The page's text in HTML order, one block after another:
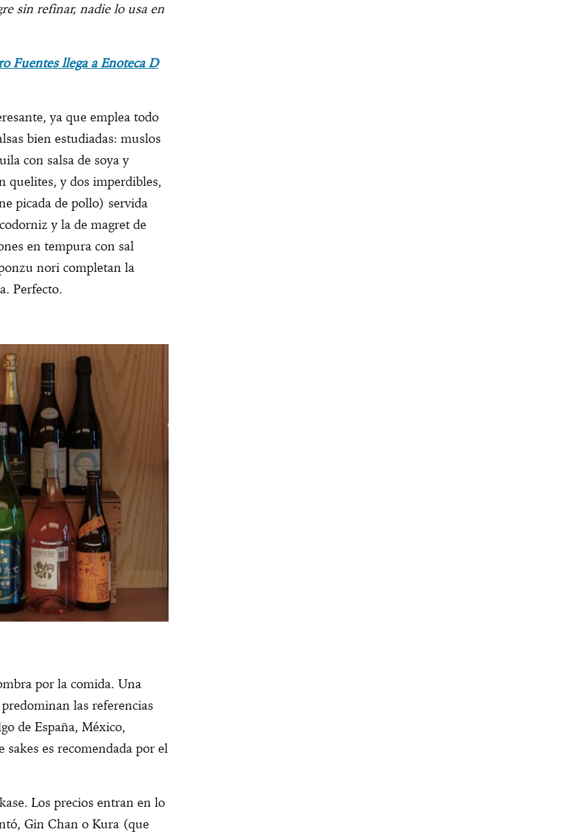
sin refinar, nadie lo usa en
Fuentes llega a Enoteca D
ya que emplea todo
bien estudiadas: muslos
con salsa de soya y
quelites, y dos imperdibles,
picada de pollo) servida
y la de magret de
en tempura con sal
nori completan la
Perfecto.
por la comida. Una
las referencias
de España, México,
es recomendada por el
Los precios entran en lo
Gin Chan o Kura (que